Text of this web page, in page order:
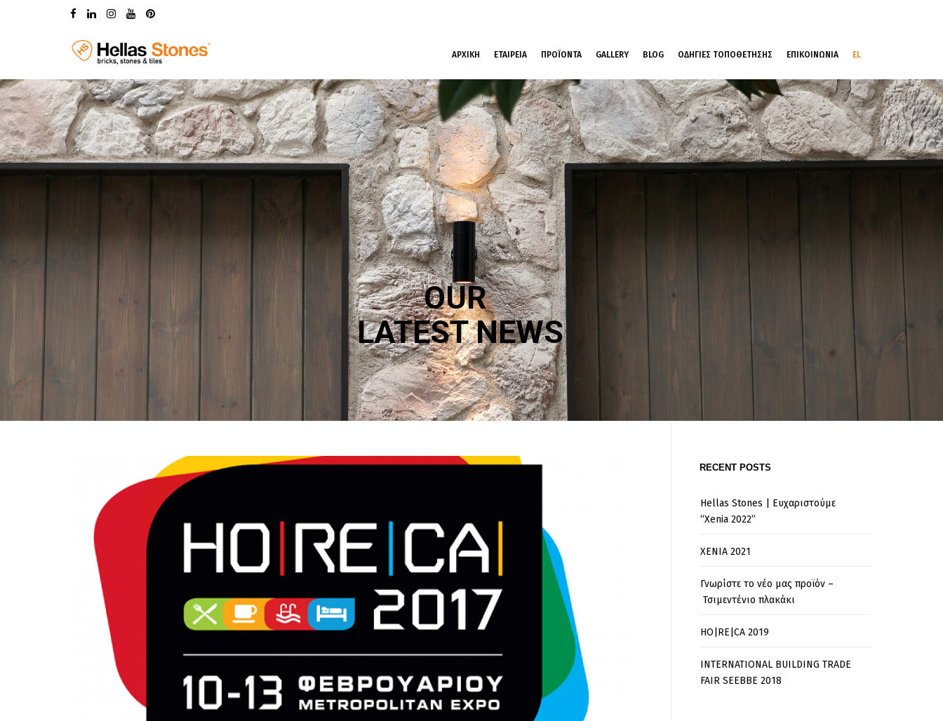
ΑΡΧΙΚΗ ΕΤΑΙΡΕΙΑ ΠΡΟΪΟΝΤΑ GALLERY BLOG ΟΔΗΓΙΕΣ ΤΟΠΟΘΕΤΗΣΗΣ ΕΠΙΚΟΙΝΩΝΙΑ EL
OUR
LATEST NEWS
RECENT POSTS
Hellas Stones | Ευχαριστούμε
“Xenia 2022”
XENIA 2021
Γνωρίστε το νέο μας προϊόν –
Τσιμεντένιο πλακάκι
HO|RE|CA 2019
INTERNATIONAL BUILDING TRADE
FAIR SEEBBE 2018